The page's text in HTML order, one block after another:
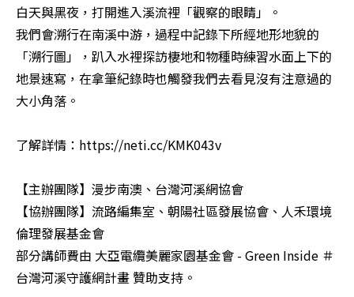
白天與黑夜，打開進入溪流裡「觀察的眼睛」。
我們會溯行在南溪中游，過程中記錄下所經地形地貌的
「溯行圖」，趴入水裡探訪棲地和物種時練習水面上下的
地景速寫，在拿筆紀錄時也觸發我們去看見沒有注意過的
大小角落。
了解詳情：https://neti.cc/KMK043v
【主辦團隊】漫步南澳、台灣河溪網協會
【協辦團隊】流路編集室、朝陽社區發展協會、人禾環境
倫理發展基金會
部分講師費由 大亞電纜美麗家園基金會 - Green Inside ＃
台灣河溪守護網計畫 贊助支持。